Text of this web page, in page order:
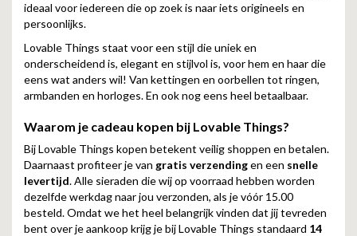
ideaal voor iedereen die op zoek is naar iets origineels en
persoonlijks.
Lovable Things staat voor een stijl die uniek en
onderscheidend is, elegant en stijlvol is, voor hem en haar die
eens wat anders wil! Van kettingen en oorbellen tot ringen,
armbanden en horloges. En ook nog eens heel betaalbaar.
Waarom je cadeau kopen bij Lovable Things?
Bij Lovable Things kopen betekent veilig shoppen en betalen.
Daarnaast profiteer je van gratis verzendingen een snelle
levertijd. Alle sieraden die wij op voorraad hebben worden
dezelfde werkdag naar jou verzonden, als je vóór 15.00
besteld. Omdat we het heel belangrijk vinden dat jij tevreden
bent over je aankoop krijg je bij Lovable Things standaard 14